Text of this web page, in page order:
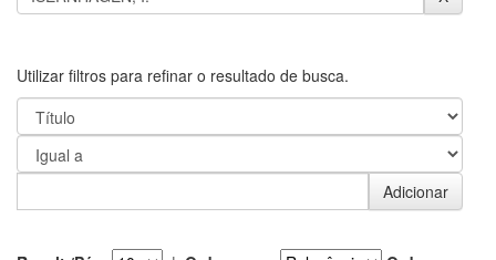
Utilizar filtros para refinar o resultado de busca.